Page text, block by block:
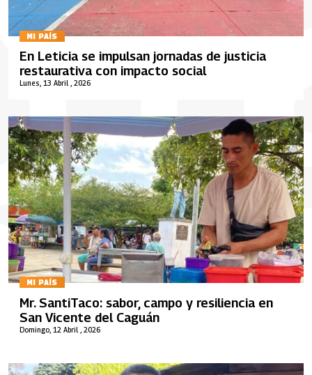
MI PAÍS
Lunes, 13 Abril , 2026
En Leticia se impulsan jornadas de justicia
restaurativa con impacto social
MI PAÍS
Domingo, 12 Abril , 2026
Mr. SantiTaco: sabor, campo y resiliencia en
San Vicente del Caguán